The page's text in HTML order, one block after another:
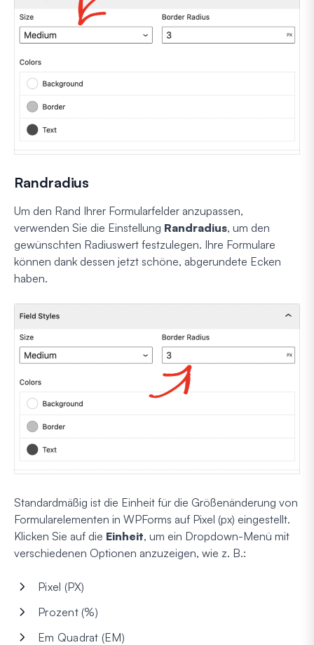
Randradius
Um den Rand Ihrer Formularfelder anzupassen,
verwenden Sie die Einstellung Randradius, um den
gewünschten Radiuswert festzulegen. Ihre Formulare
können dank dessen jetzt schöne, abgerundete Ecken
haben.
Standardmäßig ist die Einheit für die Größenänderung von
Formularelementen in WPForms auf Pixel (px) eingestellt.
Klicken Sie auf die Einheit, um ein Dropdown-Menü mit
verschiedenen Optionen anzuzeigen, wie z. B.:
Pixel (PX)
Prozent (%)
Em Quadrat (EM)